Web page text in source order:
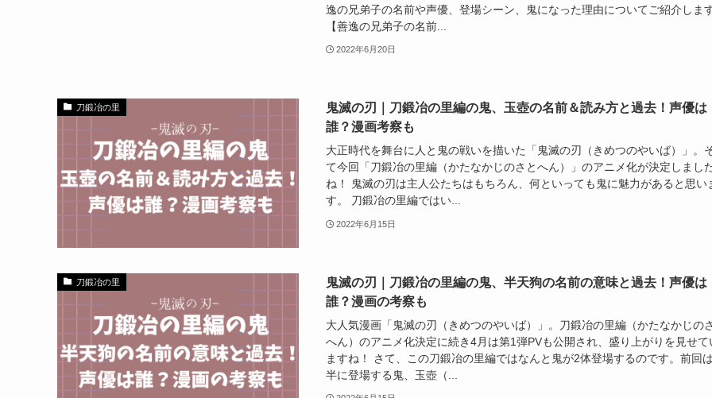
逸の兄弟子の名前や声優、登場シーン、鬼になった理由についてご紹介します
【善逸の兄弟子の名前...
2022年6月20日
刀鍛冶の里
鬼滅の刃｜刀鍛冶の里編の鬼、玉壺の名前＆読み方と過去！声優は
誰？漫画考察も
大正時代を舞台に人と鬼の戦いを描いた「鬼滅の刃（きめつのやいば）」。
て今回「刀鍛冶の里編（かたなかじのさとへん）」のアニメ化が決定しまし
ね！ 鬼滅の刃は主人公たちはもちろん、何といっても鬼に魅力があると思い
す。 刀鍛冶の里編ではい...
2022年6月15日
刀鍛冶の里
鬼滅の刃｜刀鍛冶の里編の鬼、半天狗の名前の意味と過去！声優は
誰？漫画の考察も
大人気漫画「鬼滅の刃（きめつのやいば）」。刀鍛冶の里編（かたなかじの
へん）のアニメ化決定に続き4月は第1弾PVも公開され、盛り上がりを見せて
ますね！ さて、この刀鍛冶の里編ではなんと鬼が2体登場するのです。前回
半に登場する鬼、玉壺（...